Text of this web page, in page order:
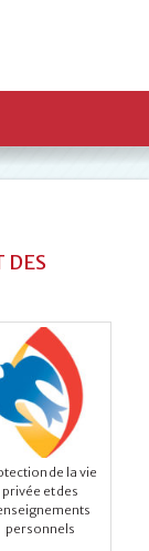
DES
de la vie
privée et des
personnels